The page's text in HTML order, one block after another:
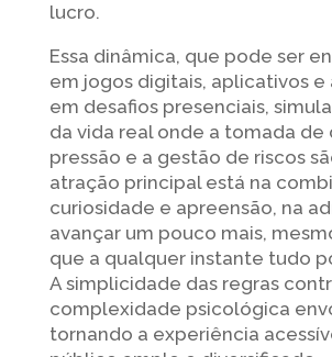
lucro.
Essa dinâmica, que pode ser
em jogos digitais, aplicativos e
em desafios presenciais,
da vida real onde a tomada de
pressão e a gestão de riscos
atração principal está na
curiosidade e apreensão, na
avançar um pouco mais,
que a qualquer instante tudo
A simplicidade das regras
complexidade psicológica
tornando a experiência